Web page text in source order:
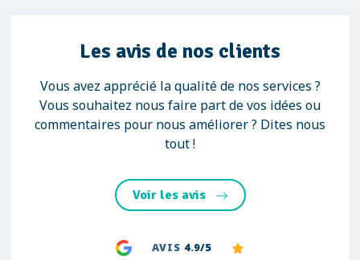
Les avis de nos clients
Vous avez apprécié la qualité de nos services ?
Vous souhaitez nous faire part de vos idées ou
commentaires pour nous améliorer ? Dites nous
tout !
Voir les avis
AVIS 4.9/5